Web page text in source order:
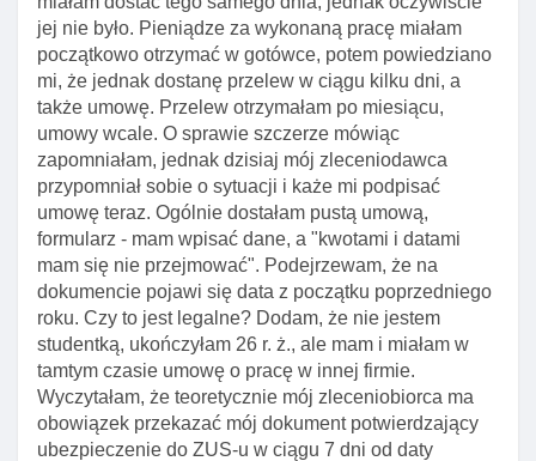
jej nie było. Pieniądze za wykonaną pracę miałam
początkowo otrzymać w gotówce, potem powiedziano
mi, że jednak dostanę przelew w ciągu kilku dni, a
także umowę. Przelew otrzymałam po miesiącu,
umowy wcale. O sprawie szczerze mówiąc
zapomniałam, jednak dzisiaj mój zleceniodawca
przypomniał sobie o sytuacji i każe mi podpisać
umowę teraz. Ogólnie dostałam pustą umową,
formularz - mam wpisać dane, a "kwotami i datami
mam się nie przejmować". Podejrzewam, że na
dokumencie pojawi się data z początku poprzedniego
roku. Czy to jest legalne? Dodam, że nie jestem
studentką, ukończyłam 26 r. ż., ale mam i miałam w
tamtym czasie umowę o pracę w innej firmie.
Wyczytałam, że teoretycznie mój zleceniobiorca ma
obowiązek przekazać mój dokument potwierdzający
ubezpieczenie do ZUS-u w ciągu 7 dni od daty